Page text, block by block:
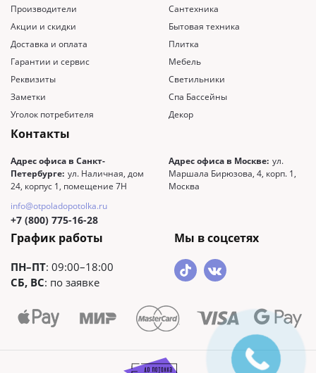
Производители
Акции и скидки
Доставка и оплата
Гарантии и сервис
Реквизиты
Заметки
Уголок потребителя
Сантехника
Бытовая техника
Плитка
Мебель
Светильники
Спа Бассейны
Декор
Контакты
Адрес офиса в Санкт-
Петербурге: ул. Наличная, дом
24, корпус 1, помещение 7Н
Адрес офиса в Москве: ул.
Маршала Бирюзова, 4, корп. 1,
Москва
info@otpoladopotolka.ru
+7 (800) 775-16-28
График работы
ПН–ПТ: 09:00–18:00
СБ, ВС: по заявке
Мы в соцсетях